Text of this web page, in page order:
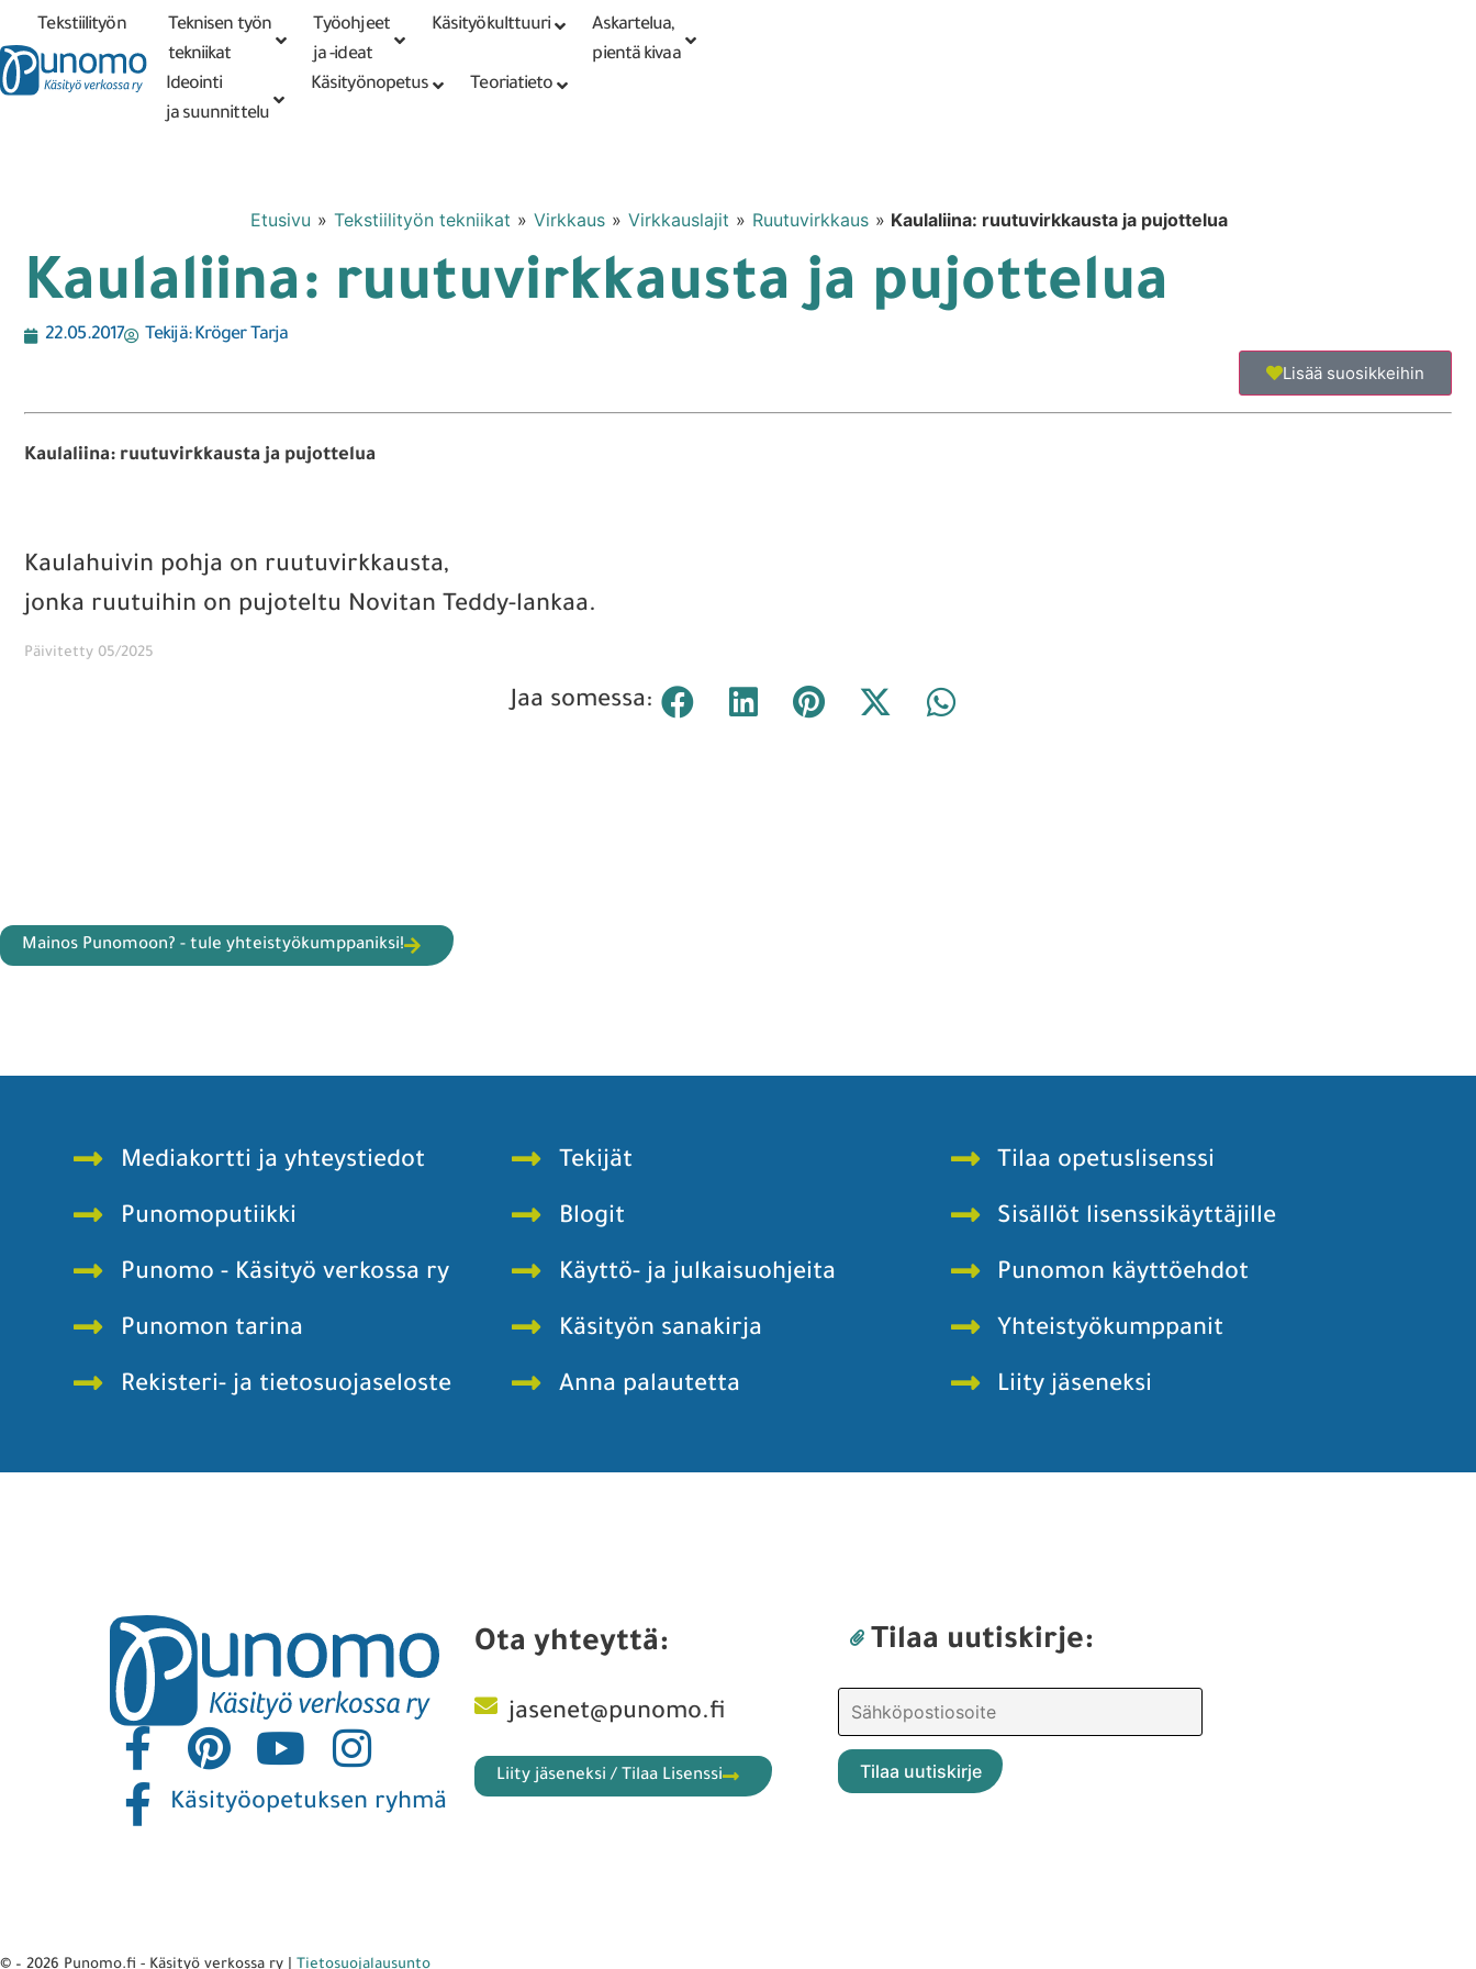
Tarkennettu PunomoputiikkiKirjaudu tai
rekisteröidy
Tekstiilityön
tekniikat
Teknisen työn
tekniikat
Työohjeet
ja -ideat
Käsityökulttuuri
Askartelua,
pientä kivaa
Ideointi
ja suunnittelu
Käsityönopetus Teoriatieto
Etusivu » Tekstiilityön tekniikat » Virkkaus » Virkkauslajit » Ruutuvirkkaus » Kaulaliina: ruutuvirkkausta ja pujottelua
Kaulaliina: ruutuvirkkausta ja pujottelua
22.05.2017 Tekijä:Kröger Tarja
Lisää suosikkeihin
Kaulaliina: ruutuvirkkausta ja pujottelua
Kaulahuivin pohja on ruutuvirkkausta,
jonka ruutuihin on pujoteltu Novitan Teddy-lankaa.
Päivitetty 05/2025
Jaa somessa:
Mainos Punomoon? - tule yhteistyökumppaniksi!
Mediakortti ja yhteystiedot
Punomoputiikki
Punomo - Käsityö verkossa ry
Punomon tarina
Rekisteri- ja tietosuojaseloste
Tekijät
Blogit
Käyttö- ja julkaisuohjeita
Käsityön sanakirja
Anna palautetta
Tilaa opetuslisenssi
Sisällöt lisenssikäyttäjille
Punomon käyttöehdot
Yhteistyökumppanit
Liity jäseneksi
Käsityöopetuksen ryhmä
Ota yhteyttä:
jasenet@punomo.fi
Liity jäseneksi / Tilaa Lisenssi
Tilaa uutiskirje:
© – 2026 Punomo.fi - Käsityö verkossa ry | Tietosuojalausunto